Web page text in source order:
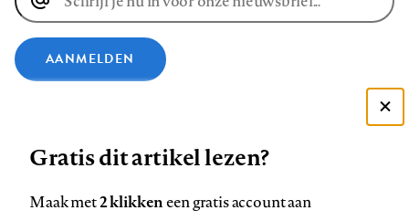
E-
mailadres
AANMELDEN
ons
ons
ons
ons
ons
ons
Zie onze cookie policy
Gratis dit artikel lezen?
Maak met2 klikkeneen gratis account aan